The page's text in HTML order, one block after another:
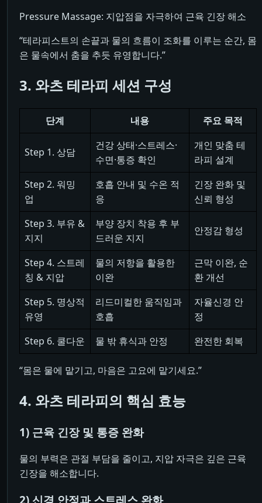
Pressure Massage: 지압점을 자극하여 근육 긴장 해소
“테라피스트의 손끝과 물의 흐름이 조화를 이루는 순간, 몸
은 물속에서 춤을 추듯 유영합니다.”
3. 와츠 테라피 세션 구성
단계 내용 주요 목적
Step 1. 상담
건강 상태·스트레스·
수면·통증 확인
개인 맞춤 테
라피 설계
Step 2. 워밍
업
호흡 안내 및 수온 적
응
긴장 완화 및
신뢰 형성
Step 3. 부유 &
지지
부양 장치 착용 후 부
드러운 지지
안정감 형성
Step 4. 스트레
칭 & 지압
물의 저항을 활용한
이완
근막 이완, 순
환 개선
Step 5. 명상적
유영
리드미컬한 움직임과
호흡
자율신경 안
정
Step 6. 쿨다운
물 밖 휴식과 안정 완전한 회복
“몸은 물에 맡기고, 마음은 고요에 맡기세요.”
4. 와츠 테라피의 핵심 효능
1) 근육 긴장 및 통증 완화
물의 부력은 관절 부담을 줄이고, 지압 자극은 깊은 근육
긴장을 해소합니다.
2) 신경 안정과 스트레스 완화